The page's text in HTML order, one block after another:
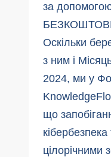
за
Оскільки
з ним і
2024, ми у
що
кібербезпека
цілорічними